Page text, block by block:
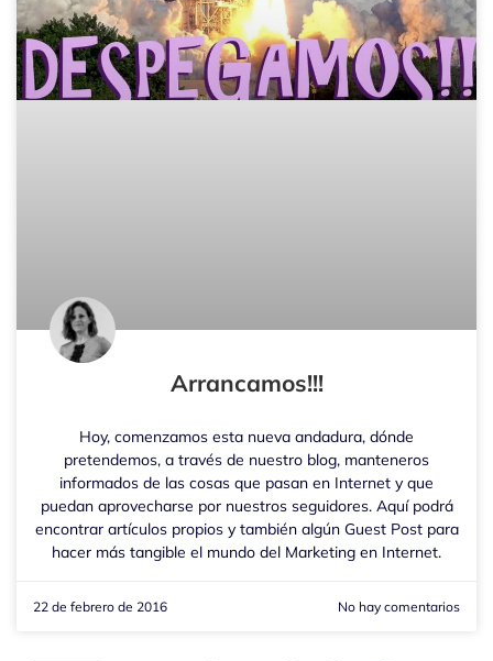
Arrancamos!!!
Hoy, comenzamos esta nueva andadura, dónde
pretendemos, a través de nuestro blog, manteneros
informados de las cosas que pasan en Internet y que
puedan aprovecharse por nuestros seguidores. Aquí podrá
encontrar artículos propios y también algún Guest Post para
hacer más tangible el mundo del Marketing en Internet.
22 de febrero de 2016 No hay comentarios